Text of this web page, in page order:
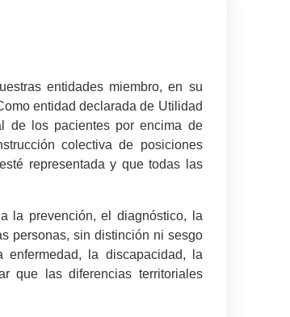
entidades miembro, en su
entidad declarada de Utilidad
de los pacientes por encima de
colectiva de posiciones
representada y que todas las
la prevención, el diagnóstico, la
personas, sin distinción ni sesgo
enfermedad, la discapacidad, la
que las diferencias territoriales